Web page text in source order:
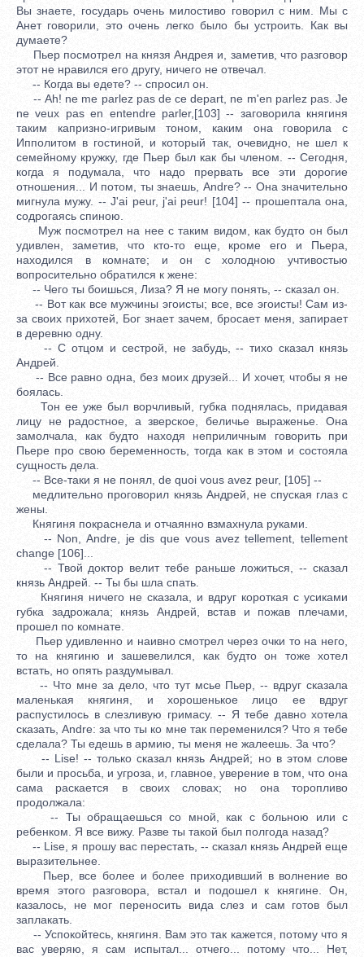
Вы знаете, государь очень милостиво говорил с ним. Мы с
Анет говорили, это очень легко было бы устроить. Как вы
думаете?
Пьер посмотрел на князя Андрея и, заметив, что разговор
этот не нравился его другу, ничего не отвечал.
-- Когда вы едете? -- спросил он.
-- Ah! ne me parlez pas de ce depart, ne m'en parlez pas. Je
ne veux pas en entendre parler,[103] -- заговорила княгиня
таким капризно-игривым тоном, каким она говорила с
Ипполитом в гостиной, и который так, очевидно, не шел к
семейному кружку, где Пьер был как бы членом. -- Сегодня,
когда я подумала, что надо прервать все эти дорогие
отношения... И потом, ты знаешь, Andre? -- Она значительно
мигнула мужу. -- J'ai peur, j'ai peur! [104] -- прошептала она,
содрогаясь спиною.
Муж посмотрел на нее с таким видом, как будто он был
удивлен, заметив, что кто-то еще, кроме его и Пьера,
находился в комнате; и он с холодною учтивостью
вопросительно обратился к жене:
-- Чего ты боишься, Лиза? Я не могу понять, -- сказал он.
-- Вот как все мужчины эгоисты; все, все эгоисты! Сам из-
за своих прихотей, Бог знает зачем, бросает меня, запирает
в деревню одну.
-- С отцом и сестрой, не забудь, -- тихо сказал князь
Андрей.
-- Все равно одна, без моих друзей... И хочет, чтобы я не
боялась.
Тон ее уже был ворчливый, губка поднялась, придавая
лицу не радостное, а зверское, беличье выраженье. Она
замолчала, как будто находя неприличным говорить при
Пьере про свою беременность, тогда как в этом и состояла
сущность дела.
-- Все-таки я не понял, de quoi vous avez peur, [105] --
медлительно проговорил князь Андрей, не спуская глаз с
жены.
Княгиня покраснела и отчаянно взмахнула руками.
-- Non, Andre, je dis que vous avez tellement, tellement
change [106]...
-- Твой доктор велит тебе раньше ложиться, -- сказал
князь Андрей. -- Ты бы шла спать.
Княгиня ничего не сказала, и вдруг короткая с усиками
губка задрожала; князь Андрей, встав и пожав плечами,
прошел по комнате.
Пьер удивленно и наивно смотрел через очки то на него,
то на княгиню и зашевелился, как будто он тоже хотел
встать, но опять раздумывал.
-- Что мне за дело, что тут мсье Пьер, -- вдруг сказала
маленькая княгиня, и хорошенькое лицо ее вдруг
распустилось в слезливую гримасу. -- Я тебе давно хотела
сказать, Andre: за что ты ко мне так переменился? Что я тебе
сделала? Ты едешь в армию, ты меня не жалеешь. За что?
-- Lise! -- только сказал князь Андрей; но в этом слове
были и просьба, и угроза, и, главное, уверение в том, что она
сама раскается в своих словах; но она торопливо
продолжала:
-- Ты обращаешься со мной, как с больною или с
ребенком. Я все вижу. Разве ты такой был полгода назад?
-- Lise, я прошу вас перестать, -- сказал князь Андрей еще
выразительнее.
Пьер, все более и более приходивший в волнение во
время этого разговора, встал и подошел к княгине. Он,
казалось, не мог переносить вида слез и сам готов был
заплакать.
-- Успокойтесь, княгиня. Вам это так кажется, потому что я
вас уверяю, я сам испытал... отчего... потому что... Нет,